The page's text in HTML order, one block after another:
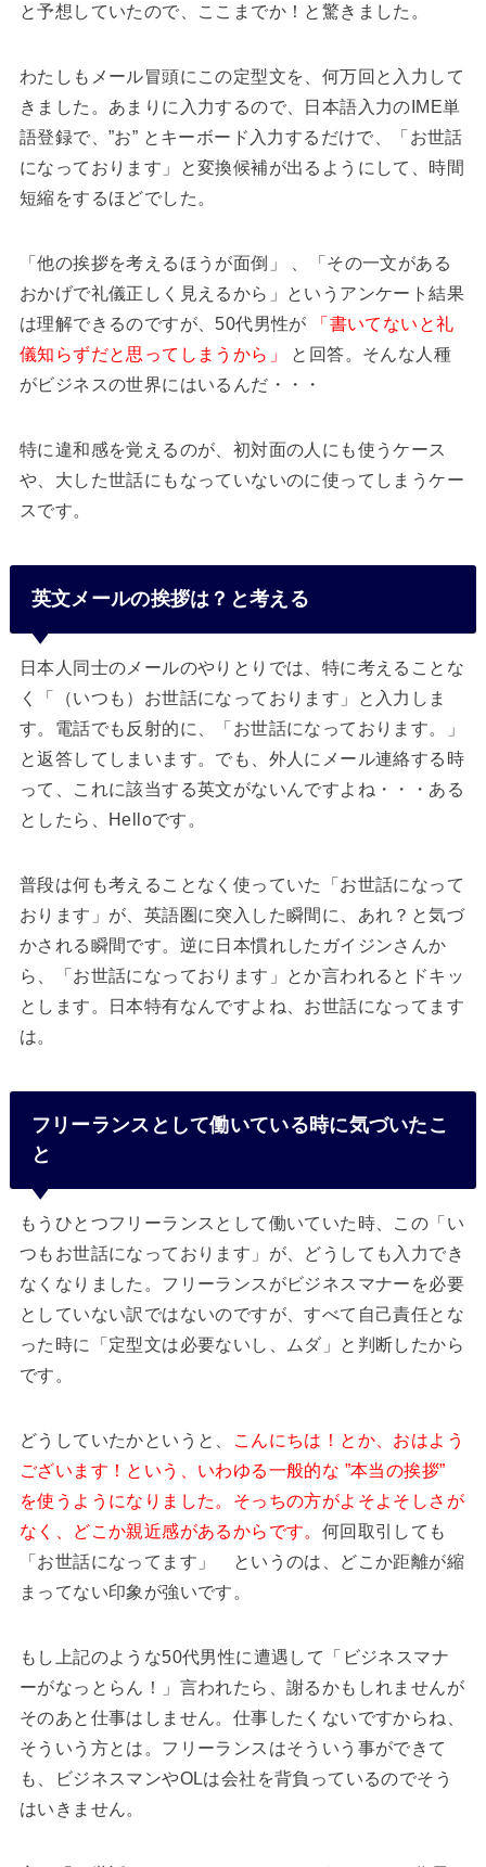
と予想していたので、ここまでか！と驚きました。
わたしもメール冒頭にこの定型文を、何万回と入力して
きました。あまりに入力するので、日本語入力のIME単
語登録で、”お” とキーボード入力するだけで、「お世話
になっております」と変換候補が出るようにして、時間
短縮をするほどでした。
「他の挨拶を考えるほうが面倒」 、「その一文がある
おかげで礼儀正しく見えるから」というアンケート結果
は理解できるのですが、50代男性が
「書いてないと礼
儀知らずだと思ってしまうから」
と回答。そんな人種
がビジネスの世界にはいるんだ・・・
特に違和感を覚えるのが、初対面の人にも使うケース
や、大した世話にもなっていないのに使ってしまうケー
スです。
英文メールの挨拶は？と考える
日本人同士のメールのやりとりでは、特に考えることな
く「（いつも）お世話になっております」と入力しま
す。電話でも反射的に、「お世話になっております。」
と返答してしまいます。でも、外人にメール連絡する時
って、これに該当する英文がないんですよね・・・ある
としたら、Helloです。
普段は何も考えることなく使っていた「お世話になって
おります」が、英語圏に突入した瞬間に、あれ？と気づ
かされる瞬間です。逆に日本慣れしたガイジンさんか
ら、「お世話になっております」とか言われるとドキッ
とします。日本特有なんですよね、お世話になってます
は。
フリーランスとして働いている時に気づいたこ
と
もうひとつフリーランスとして働いていた時、この「い
つもお世話になっております」が、どうしても入力でき
なくなりました。フリーランスがビジネスマナーを必要
としていない訳ではないのですが、すべて自己責任とな
った時に「定型文は必要ないし、ムダ」と判断したから
です。
どうしていたかというと、
こんにちは！とか、おはよう
ございます！という、いわゆる一般的な ”本当の挨拶”
を使うようになりました。そっちの方がよそよそしさが
なく、どこか親近感があるからです。 何回取引しても
「お世話になってます」 というのは、どこか距離が縮
まってない印象が強いです。
もし上記のような50代男性に遭遇して「ビジネスマナ
ーがなっとらん！」言われたら、謝るかもしれませんが
そのあと仕事はしません。仕事したくないですからね、
そういう方とは。フリーランスはそういう事ができて
も、ビジネスマンやOLは会社を背負っているのでそう
はいきません。